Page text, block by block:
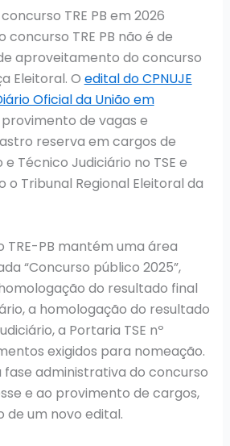
TRE PB em 2026
TRE PB não é de
aproveitamento do concurso
Eleitoral. O edital do CPNUJE
Oficial da União em
de vagas e
reserva em cargos de
Técnico Judiciário no TSE e
o Tribunal Regional Eleitoral da
TRE-PB mantém uma área
“Concurso público 2025”,
do resultado final
a homologação do resultado
a Portaria TSE nº
exigidos para nomeação.
fase administrativa do concurso
e ao provimento de cargos,
de um novo edital.